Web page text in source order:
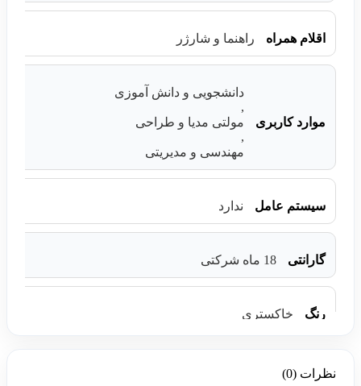
اقلام همراه راهنما و شارژر
موارد کاربری
دانشجویی و دانش آموزی
,
مولتی مدیا و طراحی
,
مهندسی و مدیریتی
سیستم عامل ندارد
گارانتی 18 ماه شرکتی
رنگ خاکستری
نظرات (0)